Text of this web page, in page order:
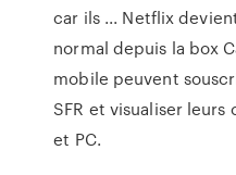
car ils ... Netflix
normal depuis la box
mobile peuvent
SFR et visualiser
et PC.